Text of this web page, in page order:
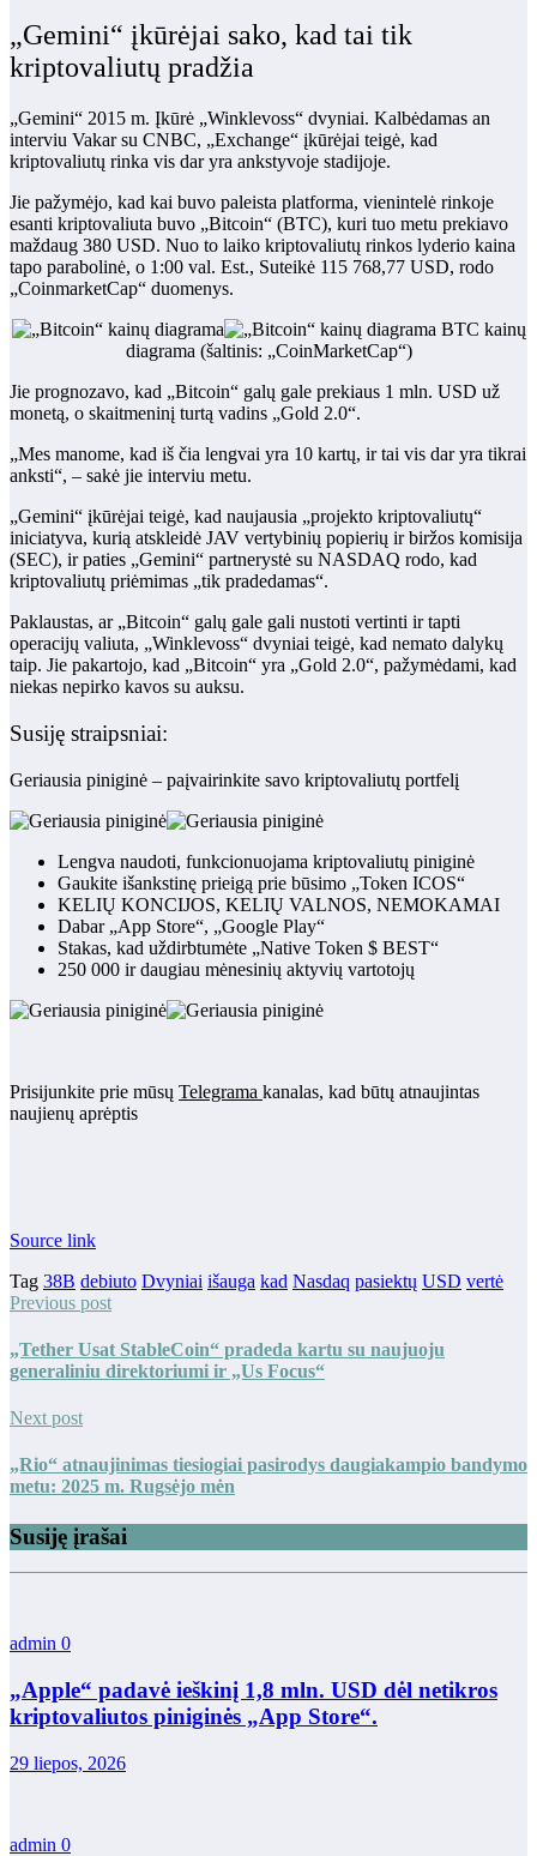
„Gemini“ įkūrėjai sako, kad tai tik
kriptovaliutų pradžia
„Gemini“ 2015 m. Įkūrė „Winklevoss“ dvyniai. Kalbėdamas an
interviu Vakar su CNBC, „Exchange“ įkūrėjai teigė, kad
kriptovaliutų rinka vis dar yra ankstyvoje stadijoje.
Jie pažymėjo, kad kai buvo paleista platforma, vienintelė rinkoje
esanti kriptovaliuta buvo „Bitcoin“ (BTC), kuri tuo metu prekiavo
maždaug 380 USD. Nuo to laiko kriptovaliutų rinkos lyderio kaina
tapo parabolinė, o 1:00 val. Est., Suteikė 115 768,77 USD, rodo
„CoinmarketCap“ duomenys.
BTC kainų
diagrama (šaltinis: „CoinMarketCap“)
Jie prognozavo, kad „Bitcoin“ galų gale prekiaus 1 mln. USD už
monetą, o skaitmeninį turtą vadins „Gold 2.0“.
„Mes manome, kad iš čia lengvai yra 10 kartų, ir tai vis dar yra tikrai
anksti“, – sakė jie interviu metu.
„Gemini“ įkūrėjai teigė, kad naujausia „projekto kriptovaliutų“
iniciatyva, kurią atskleidė JAV vertybinių popierių ir biržos komisija
(SEC), ir paties „Gemini“ partnerystė su NASDAQ rodo, kad
kriptovaliutų priėmimas „tik pradedamas“.
Paklaustas, ar „Bitcoin“ galų gale gali nustoti vertinti ir tapti
operacijų valiuta, „Winklevoss“ dvyniai teigė, kad nemato dalykų
taip. Jie pakartojo, kad „Bitcoin“ yra „Gold 2.0“, pažymėdami, kad
niekas nepirko kavos su auksu.
Susiję straipsniai:
Geriausia piniginė – paįvairinkite savo kriptovaliutų portfelį
Lengva naudoti, funkcionuojama kriptovaliutų piniginė
Gaukite išankstinę prieigą prie būsimo „Token ICOS“
KELIŲ KONCIJOS, KELIŲ VALNOS, NEMOKAMAI
Dabar „App Store“, „Google Play“
Stakas, kad uždirbtumėte „Native Token $ BEST“
250 000 ir daugiau mėnesinių aktyvių vartotojų
Prisijunkite prie mūsų Telegrama kanalas, kad būtų atnaujintas
naujienų aprėptis
Source link
Tag 38B debiuto Dvyniai išauga kad Nasdaq pasiektų USD vertė
Previous post
„Tether Usat StableCoin“ pradeda kartu su naujuoju
generaliniu direktoriumi ir „Us Focus“
Next post
„Rio“ atnaujinimas tiesiogiai pasirodys daugiakampio bandymo
metu: 2025 m. Rugsėjo mėn
Susiję įrašai
admin 0
„Apple“ padavė ieškinį 1,8 mln. USD dėl netikros
kriptovaliutos piniginės „App Store“.
29 liepos, 2026
admin 0